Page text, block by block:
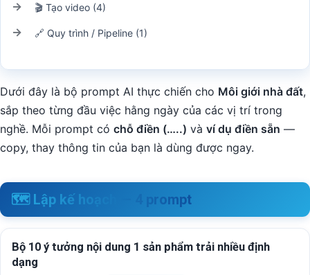
🎬 Tạo video (4)
🔗 Quy trình / Pipeline (1)
Dưới đây là bộ prompt AI thực chiến cho Môi giới nhà đất,
sắp theo từng đầu việc hằng ngày của các vị trí trong
nghề. Mỗi prompt có chỗ điền (…..) và ví dụ điền sẵn —
copy, thay thông tin của bạn là dùng được ngay.
🗺️ Lập kế hoạch — 4 prompt
Bộ 10 ý tưởng nội dung 1 sản phẩm trải nhiều định
dạng